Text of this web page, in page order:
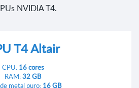
NVIDIA T4.
T4 Altair
CPU: 16 cores
RAM:32 GB
metal puro: 16 GB